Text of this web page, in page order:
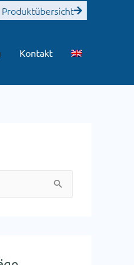
Produktübersicht
Kontakt